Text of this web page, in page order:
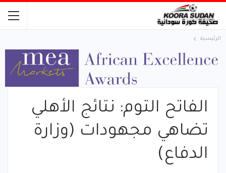
الرئيسية
الفاتح التوم: نتائج الأهلي
تضاهي مجهودات (وزارة
الدفاع)